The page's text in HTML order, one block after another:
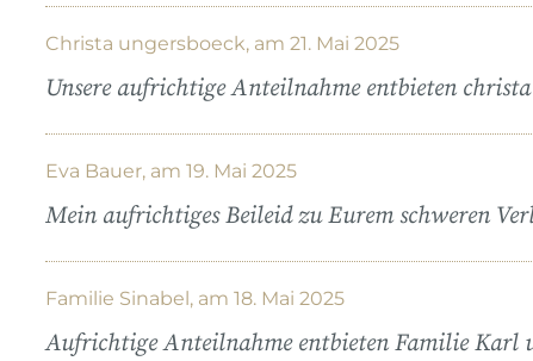
Christa ungersboeck, am 21. Mai 2025
Unsere aufrichtige Anteilnahme entbieten
Eva Bauer, am 19. Mai 2025
Mein aufrichtiges Beileid zu Eurem schweren
Familie Sinabel, am 18. Mai 2025
Aufrichtige Anteilnahme entbieten Familie Karl